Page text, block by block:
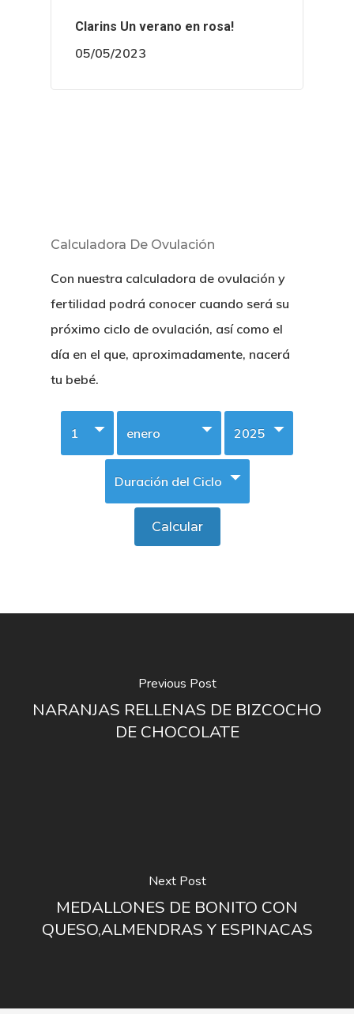
Clarins Un verano en rosa!
05/05/2023
Calculadora De Ovulación
Con nuestra calculadora de ovulación y
fertilidad podrá conocer cuando será su
próximo ciclo de ovulación, así como el
día en el que, aproximadamente, nacerá
tu bebé.
Previous Post
NARANJAS RELLENAS DE BIZCOCHO
DE CHOCOLATE
Next Post
MEDALLONES DE BONITO CON
QUESO,ALMENDRAS Y ESPINACAS